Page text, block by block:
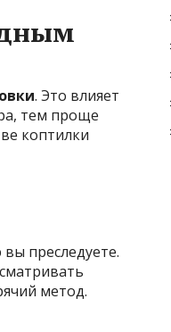
. Это влияет
тем проще
коптилки
преследуете.
метод.